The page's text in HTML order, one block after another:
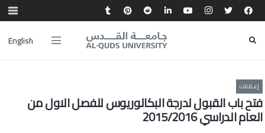
English
إعـلانات
فتح باب القبول لدرجة البكالوريوس للفصل الاول من
العام الدراسي 2015/2016